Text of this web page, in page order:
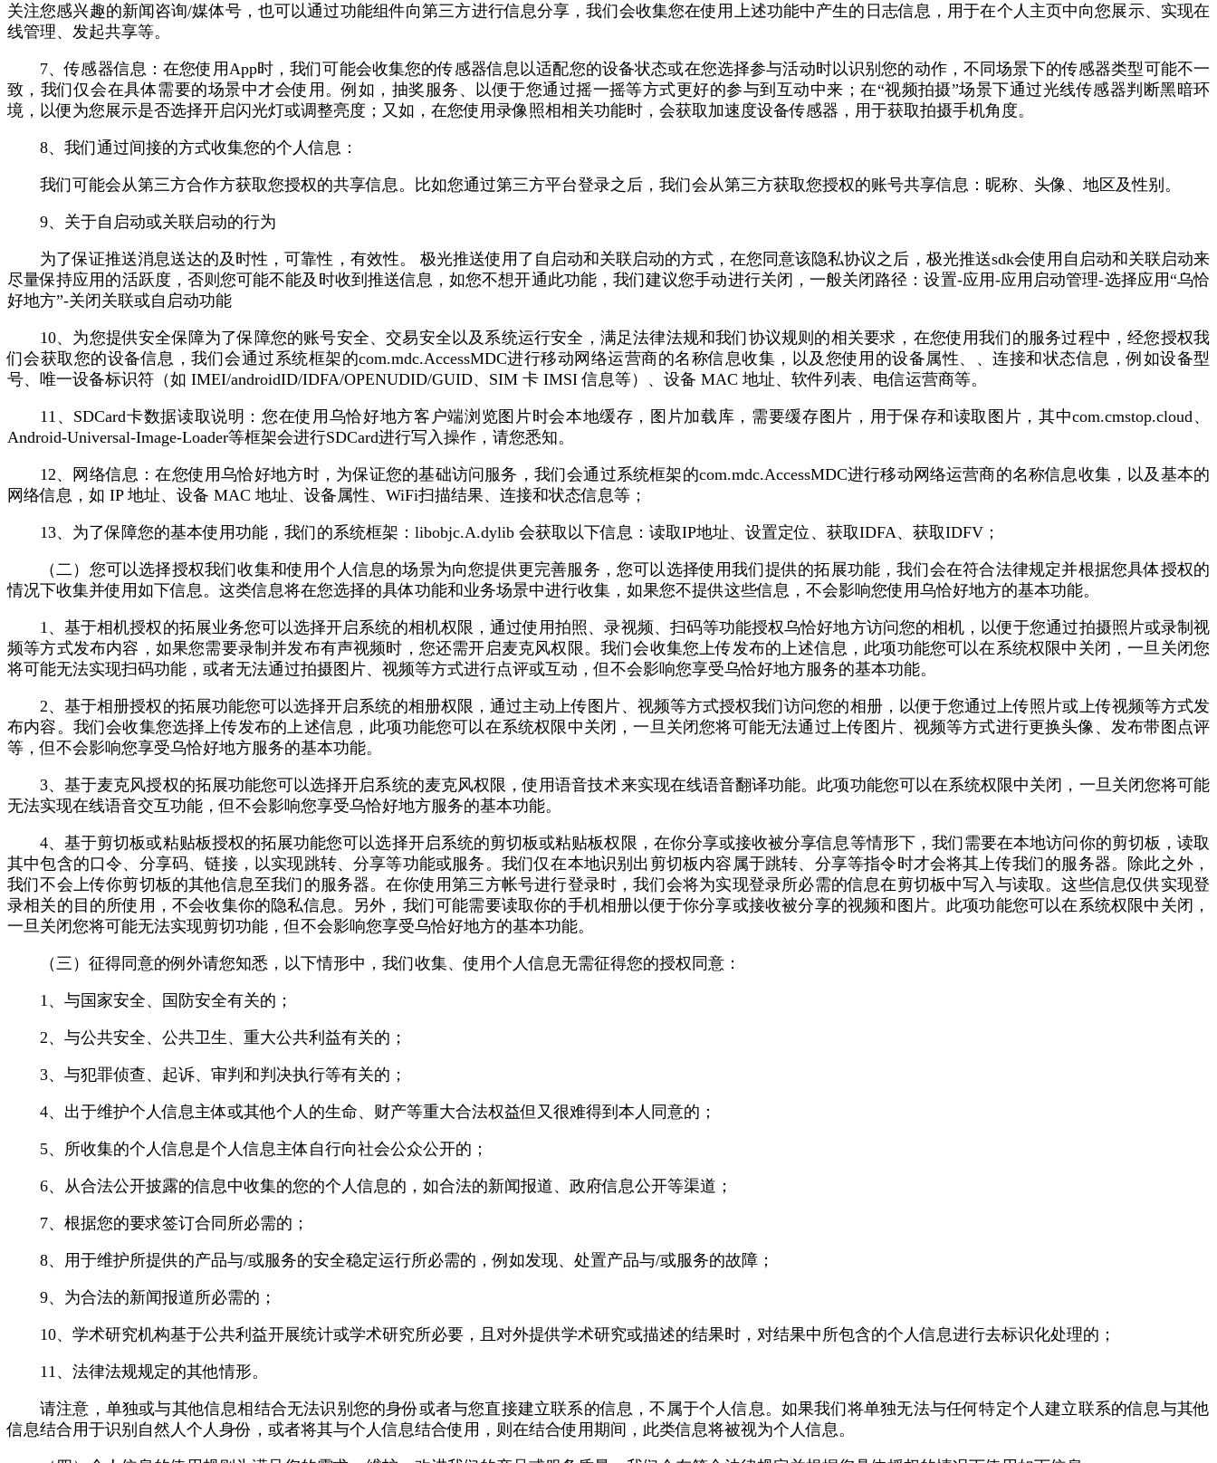
关注您感兴趣的新闻咨询/媒体号，也可以通过功能组件向第三方进行信息分享，我们会收集您在使用上述功能中产生的日志信息，用于在个人主页中向您展示、实现在
线管理、发起共享等。
7、传感器信息：在您使用App时，我们可能会收集您的传感器信息以适配您的设备状态或在您选择参与活动时以识别您的动作，不同场景下的传感器类型可能不一
致，我们仅会在具体需要的场景中才会使用。例如，抽奖服务、以便于您通过摇一摇等方式更好的参与到互动中来；在“视频拍摄”场景下通过光线传感器判断黑暗环
境，以便为您展示是否选择开启闪光灯或调整亮度；又如，在您使用录像照相相关功能时，会获取加速度设备传感器，用于获取拍摄手机角度。
8、我们通过间接的方式收集您的个人信息：
我们可能会从第三方合作方获取您授权的共享信息。比如您通过第三方平台登录之后，我们会从第三方获取您授权的账号共享信息：昵称、头像、地区及性别。
9、关于自启动或关联启动的行为
为了保证推送消息送达的及时性，可靠性，有效性。 极光推送使用了自启动和关联启动的方式，在您同意该隐私协议之后，极光推送sdk会使用自启动和关联启动来
尽量保持应用的活跃度，否则您可能不能及时收到推送信息，如您不想开通此功能，我们建议您手动进行关闭，一般关闭路径：设置-应用-应用启动管理-选择应用“乌恰
好地方”-关闭关联或自启动功能
10、为您提供安全保障为了保障您的账号安全、交易安全以及系统运行安全，满足法律法规和我们协议规则的相关要求，在您使用我们的服务过程中，经您授权我
们会获取您的设备信息，我们会通过系统框架的com.mdc.AccessMDC进行移动网络运营商的名称信息收集，以及您使用的设备属性、、连接和状态信息，例如设备型
号、唯一设备标识符（如 IMEI/androidID/IDFA/OPENUDID/GUID、SIM 卡 IMSI 信息等）、设备 MAC 地址、软件列表、电信运营商等。
11、SDCard卡数据读取说明：您在使用乌恰好地方客户端浏览图片时会本地缓存，图片加载库，需要缓存图片，用于保存和读取图片，其中com.cmstop.cloud、
Android-Universal-Image-Loader等框架会进行SDCard进行写入操作，请您悉知。
12、网络信息：在您使用乌恰好地方时，为保证您的基础访问服务，我们会通过系统框架的com.mdc.AccessMDC进行移动网络运营商的名称信息收集，以及基本的
网络信息，如 IP 地址、设备 MAC 地址、设备属性、WiFi扫描结果、连接和状态信息等；
13、为了保障您的基本使用功能，我们的系统框架：libobjc.A.dylib 会获取以下信息：读取IP地址、设置定位、获取IDFA、获取IDFV；
（二）您可以选择授权我们收集和使用个人信息的场景为向您提供更完善服务，您可以选择使用我们提供的拓展功能，我们会在符合法律规定并根据您具体授权的
情况下收集并使用如下信息。这类信息将在您选择的具体功能和业务场景中进行收集，如果您不提供这些信息，不会影响您使用乌恰好地方的基本功能。
1、基于相机授权的拓展业务您可以选择开启系统的相机权限，通过使用拍照、录视频、扫码等功能授权乌恰好地方访问您的相机，以便于您通过拍摄照片或录制视
频等方式发布内容，如果您需要录制并发布有声视频时，您还需开启麦克风权限。我们会收集您上传发布的上述信息，此项功能您可以在系统权限中关闭，一旦关闭您
将可能无法实现扫码功能，或者无法通过拍摄图片、视频等方式进行点评或互动，但不会影响您享受乌恰好地方服务的基本功能。
2、基于相册授权的拓展功能您可以选择开启系统的相册权限，通过主动上传图片、视频等方式授权我们访问您的相册，以便于您通过上传照片或上传视频等方式发
布内容。我们会收集您选择上传发布的上述信息，此项功能您可以在系统权限中关闭，一旦关闭您将可能无法通过上传图片、视频等方式进行更换头像、发布带图点评
等，但不会影响您享受乌恰好地方服务的基本功能。
3、基于麦克风授权的拓展功能您可以选择开启系统的麦克风权限，使用语音技术来实现在线语音翻译功能。此项功能您可以在系统权限中关闭，一旦关闭您将可能
无法实现在线语音交互功能，但不会影响您享受乌恰好地方服务的基本功能。
4、基于剪切板或粘贴板授权的拓展功能您可以选择开启系统的剪切板或粘贴板权限，在你分享或接收被分享信息等情形下，我们需要在本地访问你的剪切板，读取
其中包含的口令、分享码、链接，以实现跳转、分享等功能或服务。我们仅在本地识别出剪切板内容属于跳转、分享等指令时才会将其上传我们的服务器。除此之外，
我们不会上传你剪切板的其他信息至我们的服务器。在你使用第三方帐号进行登录时，我们会将为实现登录所必需的信息在剪切板中写入与读取。这些信息仅供实现登
录相关的目的所使用，不会收集你的隐私信息。另外，我们可能需要读取你的手机相册以便于你分享或接收被分享的视频和图片。此项功能您可以在系统权限中关闭，
一旦关闭您将可能无法实现剪切功能，但不会影响您享受乌恰好地方的基本功能。
（三）征得同意的例外请您知悉，以下情形中，我们收集、使用个人信息无需征得您的授权同意：
1、与国家安全、国防安全有关的；
2、与公共安全、公共卫生、重大公共利益有关的；
3、与犯罪侦查、起诉、审判和判决执行等有关的；
4、出于维护个人信息主体或其他个人的生命、财产等重大合法权益但又很难得到本人同意的；
5、所收集的个人信息是个人信息主体自行向社会公众公开的；
6、从合法公开披露的信息中收集的您的个人信息的，如合法的新闻报道、政府信息公开等渠道；
7、根据您的要求签订合同所必需的；
8、用于维护所提供的产品与/或服务的安全稳定运行所必需的，例如发现、处置产品与/或服务的故障；
9、为合法的新闻报道所必需的；
10、学术研究机构基于公共利益开展统计或学术研究所必要，且对外提供学术研究或描述的结果时，对结果中所包含的个人信息进行去标识化处理的；
11、法律法规规定的其他情形。
请注意，单独或与其他信息相结合无法识别您的身份或者与您直接建立联系的信息，不属于个人信息。如果我们将单独无法与任何特定个人建立联系的信息与其他
信息结合用于识别自然人个人身份，或者将其与个人信息结合使用，则在结合使用期间，此类信息将被视为个人信息。